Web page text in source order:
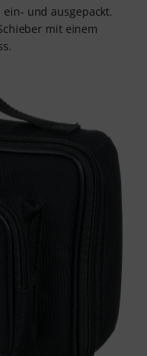
und ausgepackt.
mit einem